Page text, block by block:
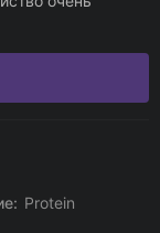
Protein